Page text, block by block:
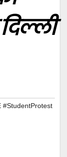
#StudentProtest